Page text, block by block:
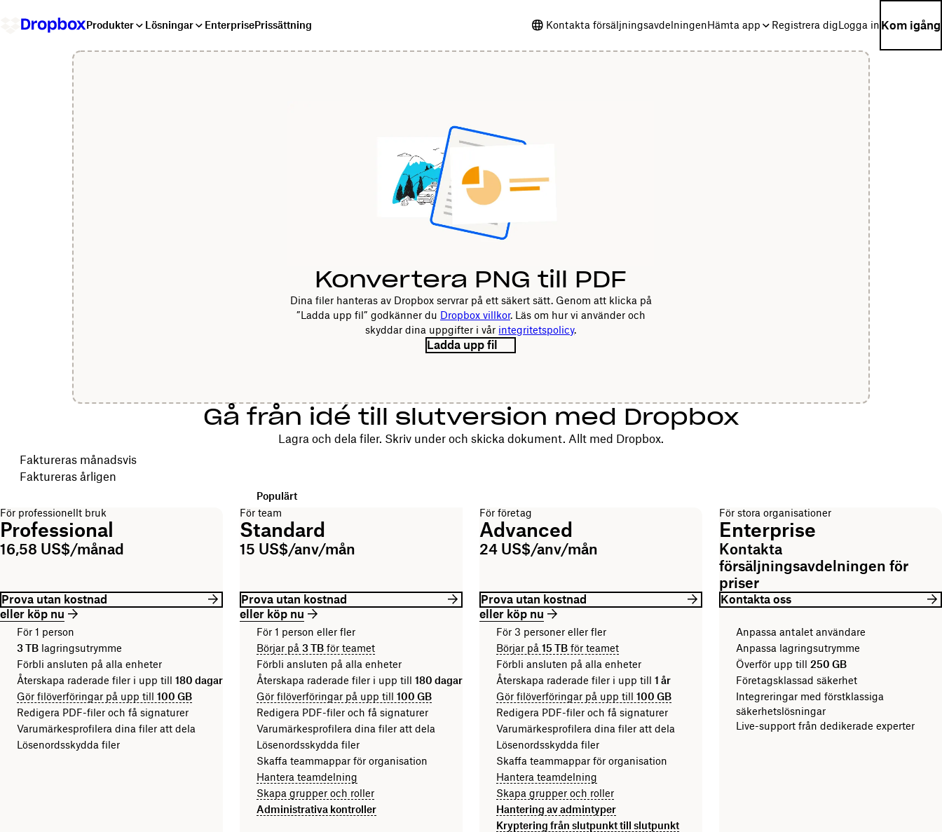
Produkter Lösningar EnterprisePrissättning Kontakta försäljningsavdelningenHämta app Registrera digLogga in Kom igång
Konvertera PNG till PDF
Dina filer hanteras av Dropbox servrar på ett säkert sätt. Genom att klicka på
”Ladda upp fil” godkänner du Dropbox villkor. Läs om hur vi använder och
skyddar dina uppgifter i vår integritetspolicy.
Ladda upp fil
Gå från idé till slutversion med Dropbox
Lagra och dela filer. Skriv under och skicka dokument. Allt med Dropbox.
Välj faktureringscykel
Faktureras månadsvis
Faktureras årligen
För professionellt bruk
Professional
16,58 US$/månad
Prova utan kostnad
eller köp nu
För 1 person
3 TB lagringsutrymme
Förbli ansluten på alla enheter
Återskapa raderade filer i upp till 180 dagar
Gör filöverföringar på upp till 100 GB
Redigera PDF-filer och få signaturer
Varumärkesprofilera dina filer att dela
Lösenordsskydda filer
Populärt
För team
Standard
15 US$/anv/mån
Prova utan kostnad
eller köp nu
För 1 person eller fler
Börjar på 3 TB för teamet
Förbli ansluten på alla enheter
Återskapa raderade filer i upp till 180 dagar
Gör filöverföringar på upp till 100 GB
Redigera PDF-filer och få signaturer
Varumärkesprofilera dina filer att dela
Lösenordsskydda filer
Skaffa teammappar för organisation
Hantera teamdelning
Skapa grupper och roller
Administrativa kontroller
För företag
Advanced
24 US$/anv/mån
Prova utan kostnad
eller köp nu
För 3 personer eller fler
Börjar på 15 TB för teamet
Förbli ansluten på alla enheter
Återskapa raderade filer i upp till 1 år
Gör filöverföringar på upp till 100 GB
Redigera PDF-filer och få signaturer
Varumärkesprofilera dina filer att dela
Lösenordsskydda filer
Skaffa teammappar för organisation
Hantera teamdelning
Skapa grupper och roller
Hantering av admintyper
Kryptering från slutpunkt till slutpunkt
För stora organisationer
Enterprise
Kontakta
försäljningsavdelningen för
priser
Kontakta oss
Anpassa antalet användare
Anpassa lagringsutrymme
Överför upp till 250 GB
Företagsklassad säkerhet
Integreringar med förstklassiga
säkerhetslösningar
Live-support från dedikerade experter